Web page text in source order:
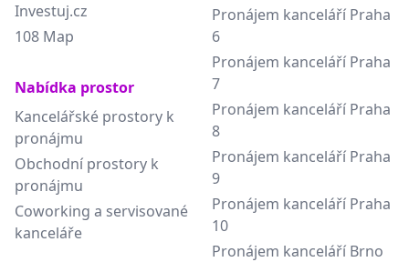
Investuj.cz
108 Map
Nabídka prostor
Kancelářské prostory k
pronájmu
Obchodní prostory k
pronájmu
Coworking a servisované
kanceláře
Pronájem kanceláří Praha
6
Pronájem kanceláří Praha
7
Pronájem kanceláří Praha
8
Pronájem kanceláří Praha
9
Pronájem kanceláří Praha
10
Pronájem kanceláří Brno